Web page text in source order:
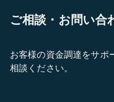
ご相談・お問い合
お客様の資金調達をサポ
相談ください。